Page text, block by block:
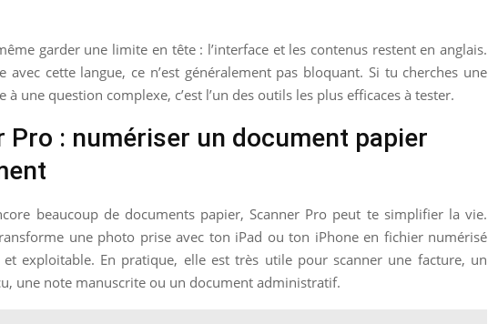
garder une limite en tête : l’interface et les contenus restent en anglais.
avec cette langue, ce n’est généralement pas bloquant. Si tu cherches une
à une question complexe, c’est l’un des outils les plus efficaces à tester.
Pro : numériser un document papier
beaucoup de documents papier, Scanner Pro peut te simplifier la vie.
une photo prise avec ton iPad ou ton iPhone en fichier numérisé
exploitable. En pratique, elle est très utile pour scanner une facture, un
une note manuscrite ou un document administratif.